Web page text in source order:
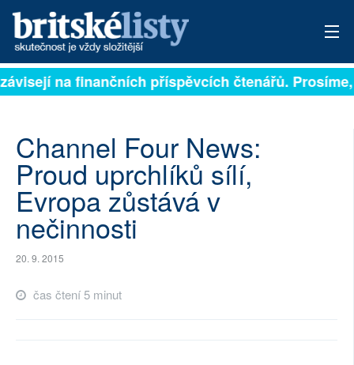
PŘIHLÁSIT
ARCHIV
ROZHOVORY
TÉMATA
NEJČTENĚJŠÍ ZA 7 DNÍ
AUTOŘI
na finančních příspěvcích čtenářů. Prosíme,
Channel Four News:
Proud uprchlíků sílí,
Evropa zůstává v
nečinnosti
20. 9. 2015
čas čtení 5 minut